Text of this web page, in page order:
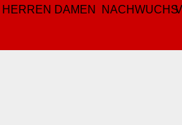
HERREN DAMEN NACHWUCHS